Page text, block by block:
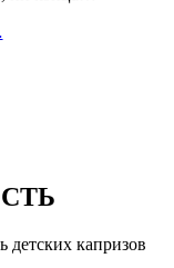
детских капризов